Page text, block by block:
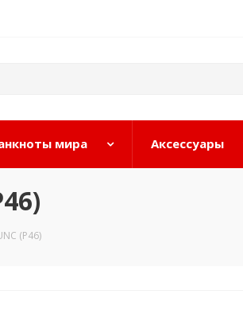
мира Аксессуары
(P46)